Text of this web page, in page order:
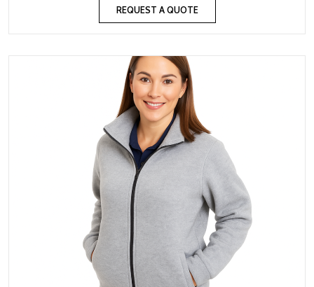
REQUEST A QUOTE